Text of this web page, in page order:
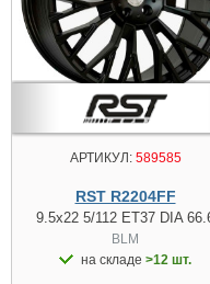
АРТИКУЛ:589585
RST R2204FF
9.5x22 5/112 ET37 DIA
BLM
на складе >12 шт.